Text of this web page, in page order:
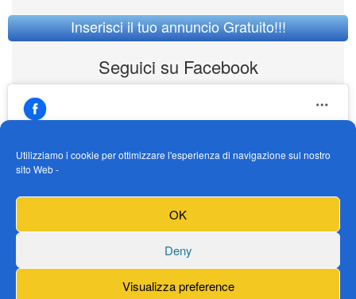
Utilizziamo i cookie per ottimizzare l'esperienza di navigazione sul nostro
sito Web -
OK
Deny
Visualizza preference
Inserisci il tuo annuncio Gratuito!!!
Seguici su Facebook
https://www.facebook.com/Vendogokartit/
Fai clic per accettare i cookie marketing e
abilitare questo contenuto